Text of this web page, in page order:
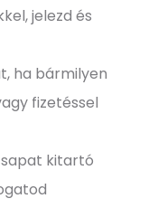
jelezd és
ha bármilyen
fizetéssel
kitartó